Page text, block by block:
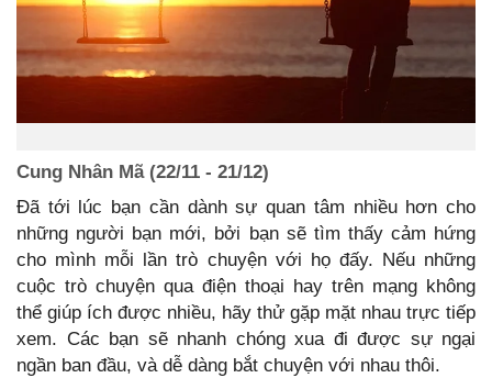
Cung Nhân Mã (22/11 - 21/12)
Đã tới lúc bạn cần dành sự quan tâm nhiều hơn cho
những người bạn mới, bởi bạn sẽ tìm thấy cảm hứng
cho mình mỗi lần trò chuyện với họ đấy. Nếu những
cuộc trò chuyện qua điện thoại hay trên mạng không
thể giúp ích được nhiều, hãy thử gặp mặt nhau trực tiếp
xem. Các bạn sẽ nhanh chóng xua đi được sự ngại
ngần ban đầu, và dễ dàng bắt chuyện với nhau thôi.